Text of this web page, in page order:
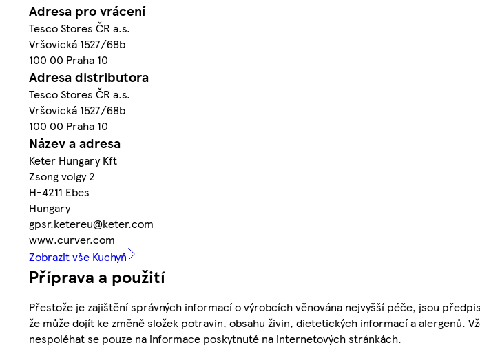
Adresa pro vrácení
Tesco Stores ČR a.s.
Vršovická 1527/68b
100 00 Praha 10
Adresa distributora
Tesco Stores ČR a.s.
Vršovická 1527/68b
100 00 Praha 10
Název a adresa
Keter Hungary Kft
Zsong volgy 2
H-4211 Ebes
Hungary
gpsr.ketereu@keter.com
www.curver.com
Zobrazit vše Kuchyň
Příprava a použití
Přestože je zajištění správných informací o výrobcích věnována nejvyšší péče, jsou
že může dojít ke změně složek potravin, obsahu živin, dietetických informací a alergenů.
nespoléhat se pouze na informace poskytnuté na internetových stránkách.